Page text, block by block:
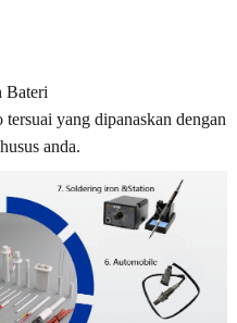
Bateri
yang dipanaskan dengan
anda.